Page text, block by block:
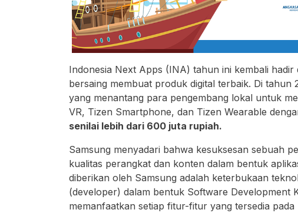
Indonesia Next Apps (INA) tahun ini kembali
bersaing membuat produk digital terbaik. Di tahun
yang menantang para pengembang lokal untuk
VR, Tizen Smartphone, dan Tizen Wearable
senilai lebih dari 600 juta rupiah.
Samsung menyadari bahwa kesuksesan sebuah
kualitas perangkat dan konten dalam bentuk
diberikan oleh Samsung adalah keterbukaan
(developer) dalam bentuk Software Development
memanfaatkan setiap fitur-fitur yang tersedia